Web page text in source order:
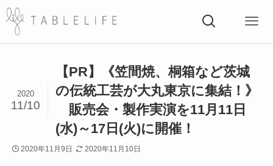
【PR】《笠間焼、桐箱など茨城
の伝統工芸が大丸東京に集結！》
販売会・製作実演を11月11日
(水)～17日(火)に開催！
2020
11/10
2020年11月9日 2020年11月10日